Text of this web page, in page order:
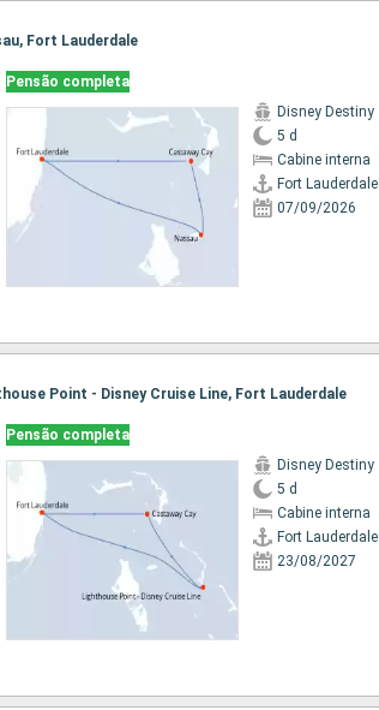
Fort Lauderdale
Pensão completa
Disney Destiny
5 d
Cabine interna
Fort Lauderdale
07/09/2026
Point - Disney Cruise Line, Fort Lauderdale
Pensão completa
Disney Destiny
5 d
Cabine interna
Fort Lauderdale
23/08/2027